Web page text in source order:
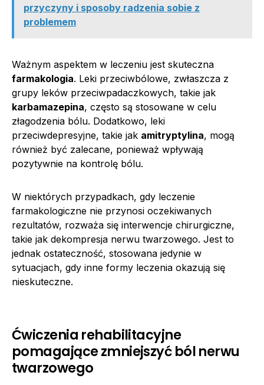
przyczyny i sposoby radzenia sobie z
problemem
Ważnym aspektem w leczeniu jest skuteczna
farmakologia. Leki przeciwbólowe, zwłaszcza z
grupy leków przeciwpadaczkowych, takie jak
karbamazepina, często są stosowane w celu
złagodzenia bólu. Dodatkowo, leki
przeciwdepresyjne, takie jak amitryptylina, mogą
również być zalecane, ponieważ wpływają
pozytywnie na kontrolę bólu.
W niektórych przypadkach, gdy leczenie
farmakologiczne nie przynosi oczekiwanych
rezultatów, rozważa się interwencje chirurgiczne,
takie jak dekompresja nerwu twarzowego. Jest to
jednak ostateczność, stosowana jedynie w
sytuacjach, gdy inne formy leczenia okazują się
nieskuteczne.
Ćwiczenia rehabilitacyjne
pomagające zmniejszyć ból nerwu
twarzowego